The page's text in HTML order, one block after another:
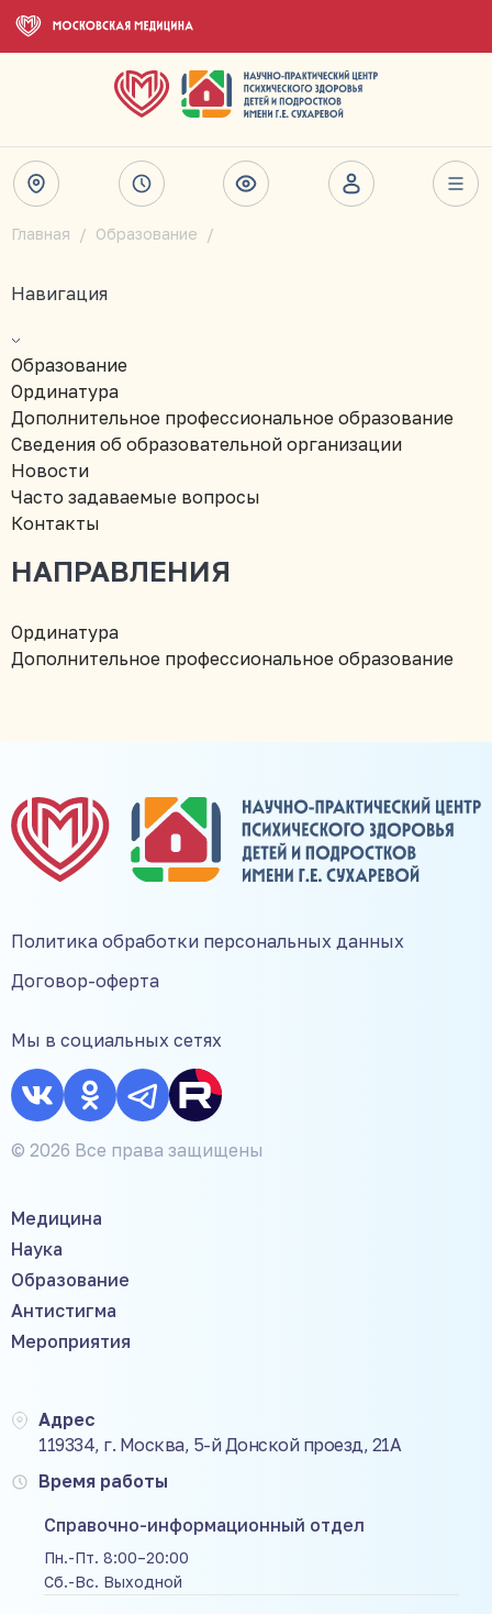
Главная Образование
Навигация
Образование
Ординатура
Дополнительное профессиональное образование
Сведения об образовательной организации
Новости
Часто задаваемые вопросы
Контакты
НАПРАВЛЕНИЯ
Ординатура
Дополнительное профессиональное образование
Политика обработки персональных данных
Договор-оферта
Мы в социальных сетях
© 2026 Все права защищены
Медицина
Наука
Образование
Антистигма
Мероприятия
Адрес
119334, г. Москва, 5-й Донской проезд, 21А
Время работы
Справочно-информационный отдел
Пн.-Пт. 8:00–20:00
Сб.-Вс. Выходной